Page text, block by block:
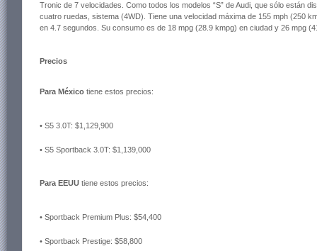
Tronic de 7 velocidades. Como todos los modelos “S” de Audi, que sólo están
cuatro ruedas, sistema (4WD). Tiene una velocidad máxima de 155 mph (250
en 4.7 segundos. Su consumo es de 18 mpg (28.9 kmpg) en ciudad y 26 mpg
Precios
Para México tiene estos precios:
• S5 3.0T: $1,129,900
• S5 Sportback 3.0T: $1,139,000
Para EEUU tiene estos precios:
• Sportback Premium Plus: $54,400
• Sportback Prestige: $58,800